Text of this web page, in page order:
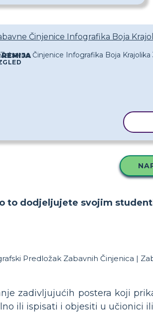
Činjenice Infografika Boja
to dodjeljujete svojim
zadivljujućih postera koji
ili ispisati i objesiti u učionici